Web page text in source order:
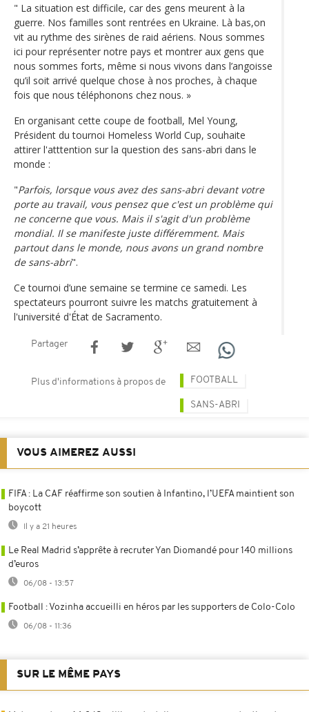
" La situation est difficile, car des gens meurent à la
guerre. Nos familles sont rentrées en Ukraine. Là bas,on
vit au rythme des sirènes de raid aériens. Nous sommes
ici pour représenter notre pays et montrer aux gens que
nous sommes forts, même si nous vivons dans l’angoisse
qu’il soit arrivé quelque chose à nos proches, à chaque
fois que nous téléphonons chez nous. »
En organisant cette coupe de football, Mel Young,
Président du tournoi Homeless World Cup, souhaite
attirer l'atttention sur la question des sans-abri dans le
monde :
"Parfois, lorsque vous avez des sans-abri devant votre
porte au travail, vous pensez que c'est un problème qui
ne concerne que vous. Mais il s'agit d'un problème
mondial. Il se manifeste juste différemment. Mais
partout dans le monde, nous avons un grand nombre
de sans-abri".
Ce tournoi d’une semaine se termine ce samedi. Les
spectateurs pourront suivre les matchs gratuitement à
l'université d'État de Sacramento.
Partager
Plus d'informations à propos de FOOTBALL
SANS-ABRI
VOUS AIMEREZ AUSSI
FIFA : La CAF réaffirme son soutien à Infantino, l’UEFA maintient son
boycott
Il y a 21 heures
Le Real Madrid s’apprête à recruter Yan Diomandé pour 140 millions
d’euros
06/08 - 13:57
Football : Vozinha accueilli en héros par les supporters de Colo-Colo
06/08 - 11:36
SUR LE MÊME PAYS